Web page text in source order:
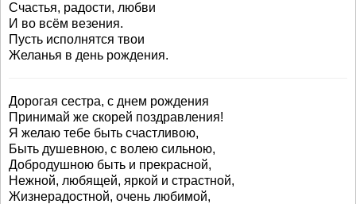
Счастья, радости, любви
И во всём везения.
Пусть исполнятся твои
Желанья в день рождения.
Дорогая сестра, с днем рождения
Принимай же скорей поздравления!
Я желаю тебе быть счастливою,
Быть душевною, с волею сильною,
Добродушною быть и прекрасной,
Нежной, любящей, яркой и страстной,
Жизнерадостной, очень любимой,